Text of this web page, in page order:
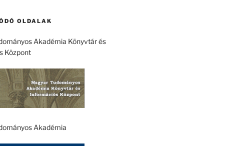
OLDALAK
Akadémia Könyvtár és
Központ
Akadémia